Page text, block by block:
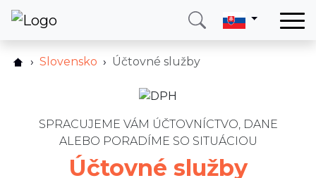
O nás
Ako to funguje?
Slovensko Účtovné služby
SPRACUJEME VÁM ÚČTOVNÍCTVO, DANE
ALEBO PORADÍME SO SITUÁCIOU
Účtovné služby